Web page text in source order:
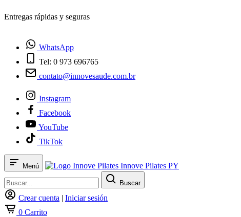
¿Tienes dudas? Habla con nosotros
WhatsApp
Tel: 0 973 696765
contato@innovesaude.com.br
Instagram
Facebook
YouTube
TikTok
Menú Innove Pilates PY
Buscar
Crear cuenta | Iniciar sesión
0 Carrito